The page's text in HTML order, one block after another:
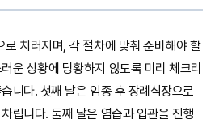
로 치러지며, 각 절차에 맞춰 준비해야 할
운 상황에 당황하지 않도록 미리 체크리
니다. 첫째 날은 임종 후 장례식장으로
립니다. 둘째 날은 염습과 입관을 진행